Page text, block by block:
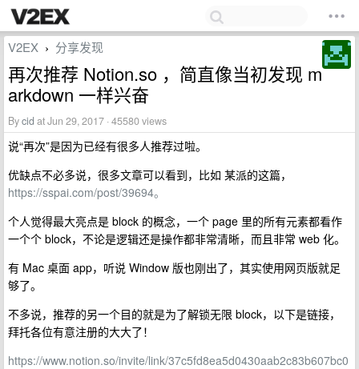
V2EX › 分享发现
再次推荐 Notion.so ，简直像当初发现 m
arkdown 一样兴奋
Bycid at Jun 29, 2017 · 45580 views
说“再次”是因为已经有很多人推荐过啦。
优缺点不必多说，很多文章可以看到，比如 某派的这篇，
https://sspai.com/post/39694。
个人觉得最大亮点是 block 的概念，一个 page 里的所有元素都看作
一个个 block，不论是逻辑还是操作都非常清晰，而且非常 web 化。
有 Mac 桌面 app，听说 Window 版也刚出了，其实使用网页版就足
够了。
不多说，推荐的另一个目的就是为了解锁无限 block，以下是链接，
拜托各位有意注册的大大了！
https://www.notion.so/invite/link/37c5fd8ea5d0430aab2c83b607bc0